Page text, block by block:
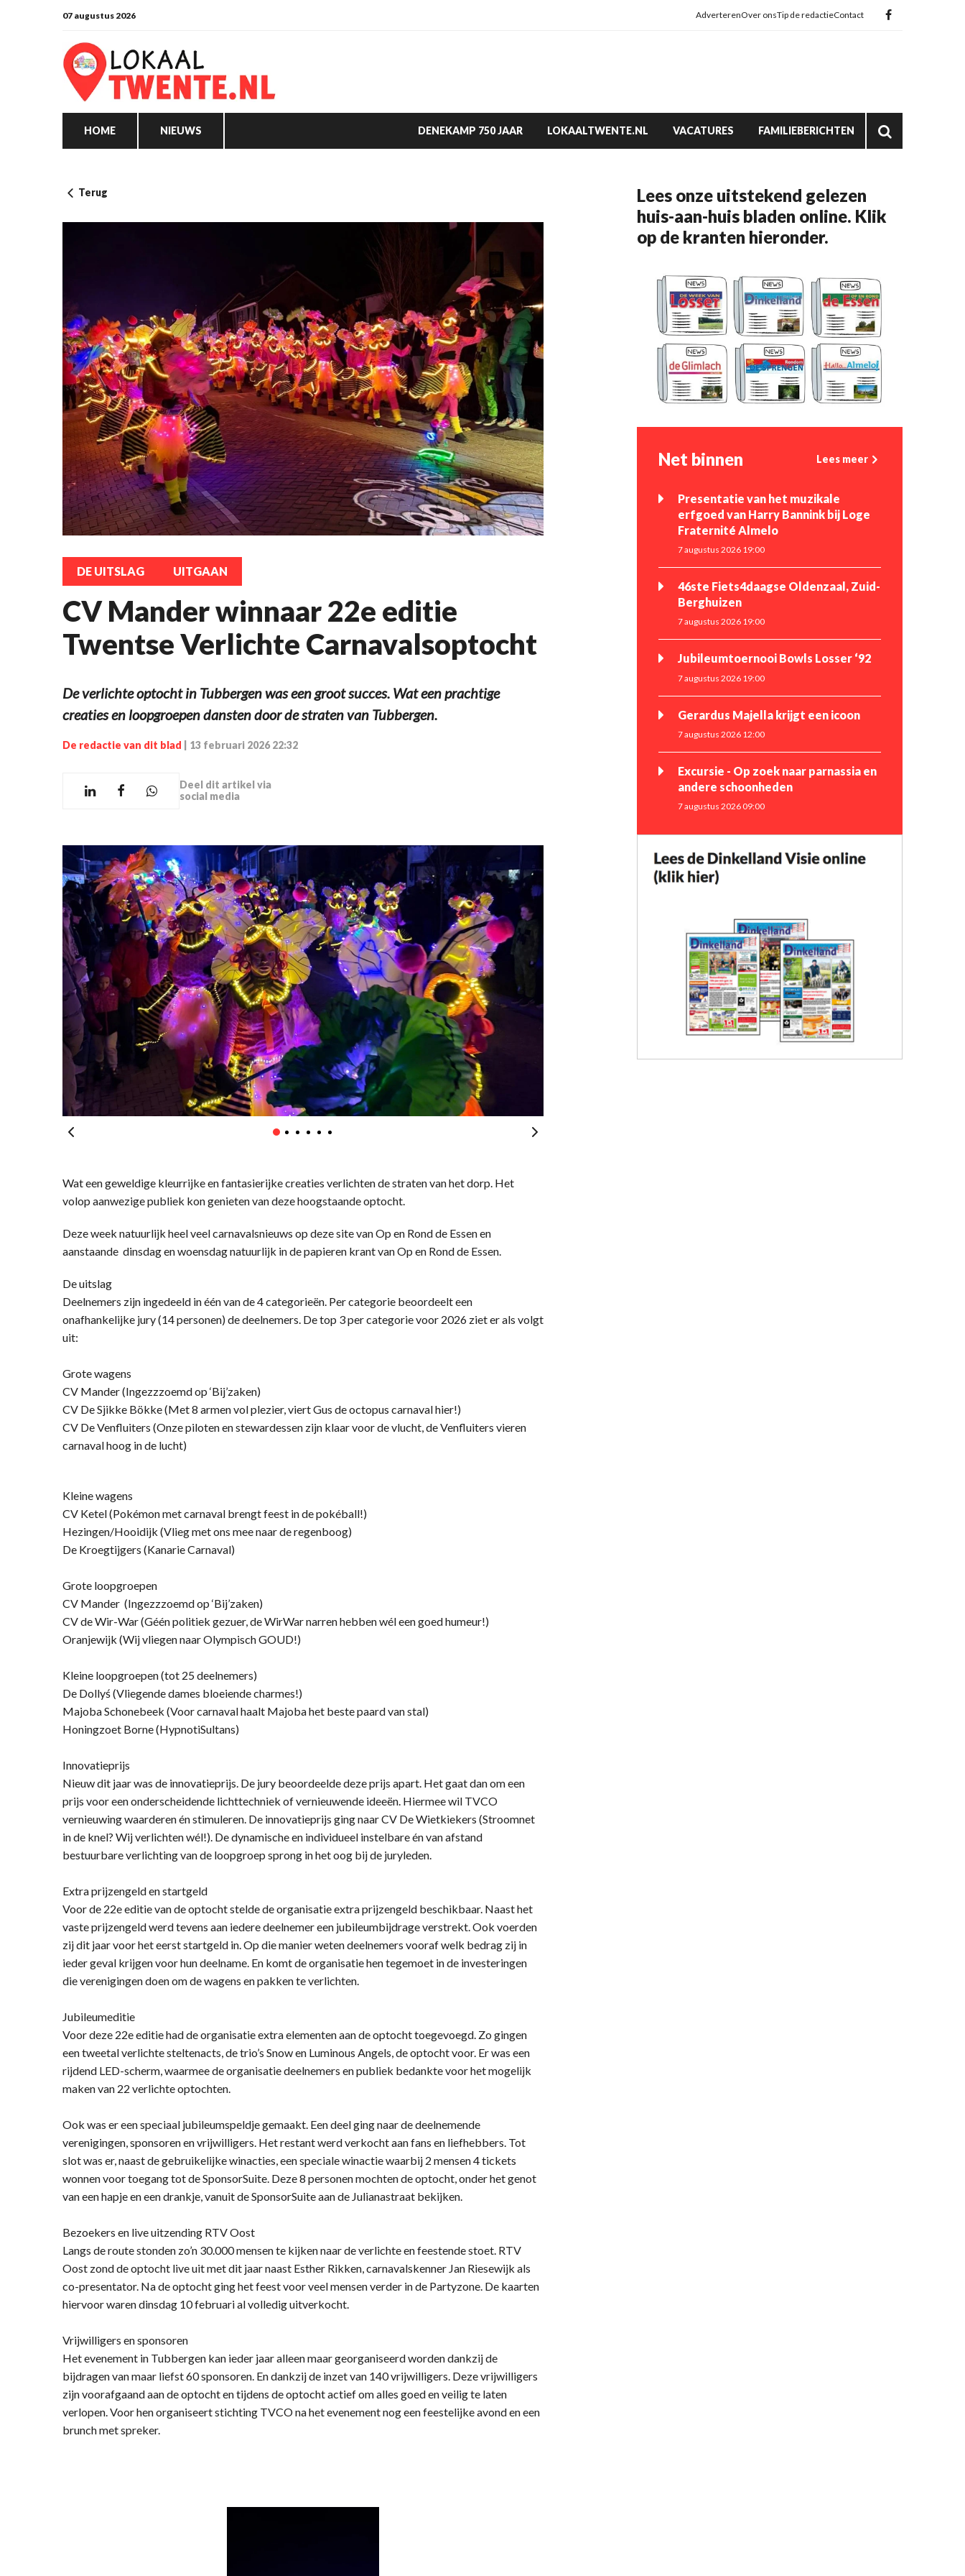
07 augustus 2026 AdverterenOver onsTip de redactieContact
HOME NIEUWS DENEKAMP 750 JAAR LOKAALTWENTE.NL VACATURES FAMILIEBERICHTEN
Terug
DE UITSLAG UITGAAN
CV Mander winnaar 22e editie
Twentse Verlichte Carnavalsoptocht
De verlichte optocht in Tubbergen was een groot succes. Wat een prachtige
creaties en loopgroepen dansten door de straten van Tubbergen.
De redactie van dit blad 13 februari 2026 22:32
Deel dit artikel via
social media
Wat een geweldige kleurrijke en fantasierijke creaties verlichten de straten van het dorp. Het
volop aanwezige publiek kon genieten van deze hoogstaande optocht.
Deze week natuurlijk heel veel carnavalsnieuws op deze site van Op en Rond de Essen en
aanstaande dinsdag en woensdag natuurlijk in de papieren krant van Op en Rond de Essen.
De uitslag
Deelnemers zijn ingedeeld in één van de 4 categorieën. Per categorie beoordeelt een
onafhankelijke jury (14 personen) de deelnemers. De top 3 per categorie voor 2026 ziet er als volgt
uit:
Grote wagens
CV Mander (Ingezzzoemd op ‘Bij’zaken)
CV De Sjikke Bökke (Met 8 armen vol plezier, viert Gus de octopus carnaval hier!)
CV De Venfluiters (Onze piloten en stewardessen zijn klaar voor de vlucht, de Venfluiters vieren
carnaval hoog in de lucht)
Kleine wagens
CV Ketel (Pokémon met carnaval brengt feest in de pokéball!)
Hezingen/Hooidijk (Vlieg met ons mee naar de regenboog)
De Kroegtijgers (Kanarie Carnaval)
Grote loopgroepen
CV Mander (Ingezzzoemd op ‘Bij’zaken)
CV de Wir-War (Géén politiek gezuer, de WirWar narren hebben wél een goed humeur!)
Oranjewijk (Wij vliegen naar Olympisch GOUD!)
Kleine loopgroepen (tot 25 deelnemers)
De Dollyś (Vliegende dames bloeiende charmes!)
Majoba Schonebeek (Voor carnaval haalt Majoba het beste paard van stal)
Honingzoet Borne (HypnotiSultans)
Innovatieprijs
Nieuw dit jaar was de innovatieprijs. De jury beoordeelde deze prijs apart. Het gaat dan om een
prijs voor een onderscheidende lichttechniek of vernieuwende ideeën. Hiermee wil TVCO
vernieuwing waarderen én stimuleren. De innovatieprijs ging naar CV De Wietkiekers (Stroomnet
in de knel? Wij verlichten wél!). De dynamische en individueel instelbare én van afstand
bestuurbare verlichting van de loopgroep sprong in het oog bij de juryleden.
Extra prijzengeld en startgeld
Voor de 22e editie van de optocht stelde de organisatie extra prijzengeld beschikbaar. Naast het
vaste prijzengeld werd tevens aan iedere deelnemer een jubileumbijdrage verstrekt. Ook voerden
zij dit jaar voor het eerst startgeld in. Op die manier weten deelnemers vooraf welk bedrag zij in
ieder geval krijgen voor hun deelname. En komt de organisatie hen tegemoet in de investeringen
die verenigingen doen om de wagens en pakken te verlichten.
Jubileumeditie
Voor deze 22e editie had de organisatie extra elementen aan de optocht toegevoegd. Zo gingen
een tweetal verlichte steltenacts, de trio’s Snow en Luminous Angels, de optocht voor. Er was een
rijdend LED-scherm, waarmee de organisatie deelnemers en publiek bedankte voor het mogelijk
maken van 22 verlichte optochten.
Ook was er een speciaal jubileumspeldje gemaakt. Een deel ging naar de deelnemende
verenigingen, sponsoren en vrijwilligers. Het restant werd verkocht aan fans en liefhebbers. Tot
slot was er, naast de gebruikelijke winacties, een speciale winactie waarbij 2 mensen 4 tickets
wonnen voor toegang tot de SponsorSuite. Deze 8 personen mochten de optocht, onder het genot
van een hapje en een drankje, vanuit de SponsorSuite aan de Julianastraat bekijken.
Bezoekers en live uitzending RTV Oost
Langs de route stonden zo’n 30.000 mensen te kijken naar de verlichte en feestende stoet. RTV
Oost zond de optocht live uit met dit jaar naast Esther Rikken, carnavalskenner Jan Riesewijk als
co-presentator. Na de optocht ging het feest voor veel mensen verder in de Partyzone. De kaarten
hiervoor waren dinsdag 10 februari al volledig uitverkocht.
Vrijwilligers en sponsoren
Het evenement in Tubbergen kan ieder jaar alleen maar georganiseerd worden dankzij de
bijdragen van maar liefst 60 sponsoren. En dankzij de inzet van 140 vrijwilligers. Deze vrijwilligers
zijn voorafgaand aan de optocht en tijdens de optocht actief om alles goed en veilig te laten
verlopen. Voor hen organiseert stichting TVCO na het evenement nog een feestelijke avond en een
brunch met spreker.
Lees onze uitstekend gelezen
huis-aan-huis bladen online. Klik
op de kranten hieronder.
Net binnen Lees meer
Presentatie van het muzikale
erfgoed van Harry Bannink bij Loge
Fraternité Almelo
7 augustus 2026 19:00
46ste Fiets4daagse Oldenzaal, Zuid-
Berghuizen
7 augustus 2026 19:00
Jubileumtoernooi Bowls Losser ‘92
7 augustus 2026 19:00
Gerardus Majella krijgt een icoon
7 augustus 2026 12:00
Excursie - Op zoek naar parnassia en
andere schoonheden
7 augustus 2026 09:00